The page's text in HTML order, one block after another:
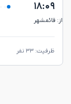
۱۸:۰۹
از: قائمشهر
ظرفیت: ۳۳ نفر